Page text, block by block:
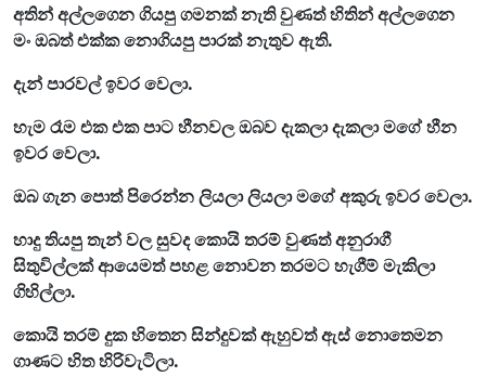
අතින් අල්ලගෙන ගියපු ගමනක් නැති වුණත් හිතින් අල්ලගෙන
මං ඔබත් එක්ක නොගියපු පාරක් නැතුව ඇති.
දැන් පාරවල් ඉවර වෙලා.
හැම රෑම එක එක පාට හීනවල ඔබව දැකලා දැකලා මගේ හීන
ඉවර වෙලා.
ඔබ ගැන පොත් පිරෙන්න ලියලා ලියලා මගේ අකුරු ඉවර වෙලා.
හාදු තියපු තැන් වල සුවද කොයි තරම් වුණත් අනුරාගී
සිතුවිල්ලක් ආයෙමත් පහළ නොවන තරමට හැගීම් මැකිලා
ගිහිල්ලා.
කොයි තරම් දුක හිතෙන සින්දුවක් ඇහුවත් ඇස් නොතෙමන
ගාණට හිත හිරිවැටිලා.